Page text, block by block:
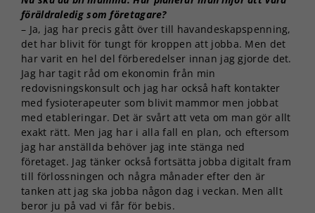
föräldraledig som företagare?
– Ja, jag har precis gått över till havandeskapspenning,
det har blivit för tungt för kroppen att jobba. Men det
har varit en hel del förberedelser innan jag gjorde det.
Jag har tagit råd om ekonomin från min
redovisningskonsult och jag har också haft kontakter
med fysioterapeuter som blivit mammor men jobbat
med etableringar. Det är svårt att veta om man gör allt
exakt rätt. Men jag har i alla fall en plan, och eftersom
jag har anställda behöver jag inte stänga ned
företaget. Jag tänker också fortsätta jobba digitalt fram
till förlossningen och några månader efter den är
tanken att jag ska jobba någon dag i veckan. Men allt
beror ju på vad vi får för bebis.